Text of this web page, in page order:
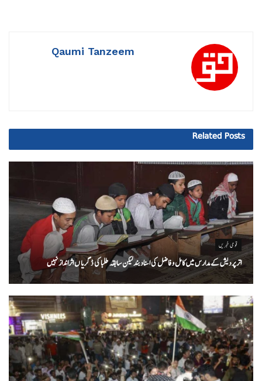
Qaumi Tanzeem
Related Posts
قومی خبریں
اتر پردیش کےمدارس میں کامل و فاضل کی اسناد بند لیکن سابقہ طلبا کی ڈگریا ں اثرانداز نہیں